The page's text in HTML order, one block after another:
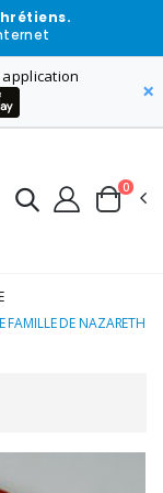
×
0
FAMILLE DE NAZARETH